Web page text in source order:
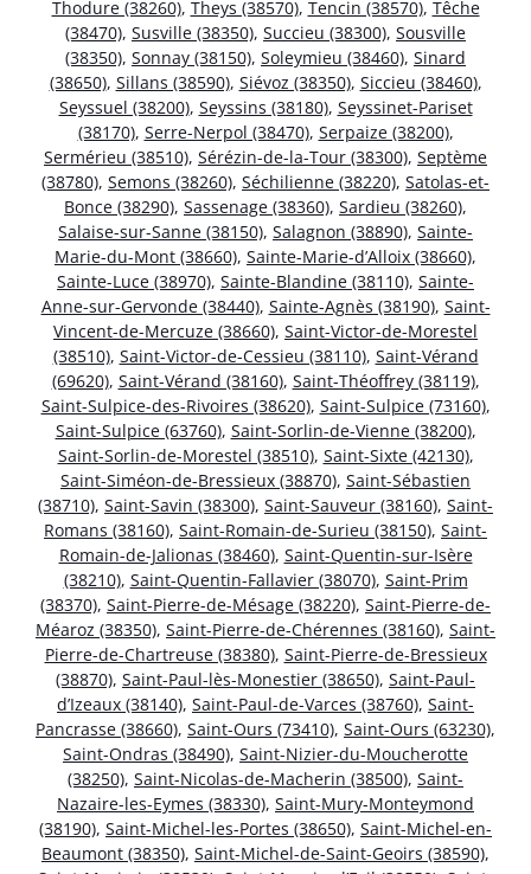
Thodure (38260), Theys (38570), Tencin (38570), Têche
(38470), Susville (38350), Succieu (38300), Sousville
(38350), Sonnay (38150), Soleymieu (38460), Sinard
(38650), Sillans (38590), Siévoz (38350), Siccieu (38460),
Seyssuel (38200), Seyssins (38180), Seyssinet-Pariset
(38170), Serre-Nerpol (38470), Serpaize (38200),
Sermérieu (38510), Sérézin-de-la-Tour (38300), Septème
(38780), Semons (38260), Séchilienne (38220), Satolas-et-
Bonce (38290), Sassenage (38360), Sardieu (38260),
Salaise-sur-Sanne (38150), Salagnon (38890), Sainte-
Marie-du-Mont (38660), Sainte-Marie-d’Alloix (38660),
Sainte-Luce (38970), Sainte-Blandine (38110), Sainte-
Anne-sur-Gervonde (38440), Sainte-Agnès (38190), Saint-
Vincent-de-Mercuze (38660), Saint-Victor-de-Morestel
(38510), Saint-Victor-de-Cessieu (38110), Saint-Vérand
(69620), Saint-Vérand (38160), Saint-Théoffrey (38119),
Saint-Sulpice-des-Rivoires (38620), Saint-Sulpice (73160),
Saint-Sulpice (63760), Saint-Sorlin-de-Vienne (38200),
Saint-Sorlin-de-Morestel (38510), Saint-Sixte (42130),
Saint-Siméon-de-Bressieux (38870), Saint-Sébastien
(38710), Saint-Savin (38300), Saint-Sauveur (38160), Saint-
Romans (38160), Saint-Romain-de-Surieu (38150), Saint-
Romain-de-Jalionas (38460), Saint-Quentin-sur-Isère
(38210), Saint-Quentin-Fallavier (38070), Saint-Prim
(38370), Saint-Pierre-de-Mésage (38220), Saint-Pierre-de-
Méaroz (38350), Saint-Pierre-de-Chérennes (38160), Saint-
Pierre-de-Chartreuse (38380), Saint-Pierre-de-Bressieux
(38870), Saint-Paul-lès-Monestier (38650), Saint-Paul-
d’Izeaux (38140), Saint-Paul-de-Varces (38760), Saint-
Pancrasse (38660), Saint-Ours (73410), Saint-Ours (63230),
Saint-Ondras (38490), Saint-Nizier-du-Moucherotte
(38250), Saint-Nicolas-de-Macherin (38500), Saint-
Nazaire-les-Eymes (38330), Saint-Mury-Monteymond
(38190), Saint-Michel-les-Portes (38650), Saint-Michel-en-
Beaumont (38350), Saint-Michel-de-Saint-Geoirs (38590),